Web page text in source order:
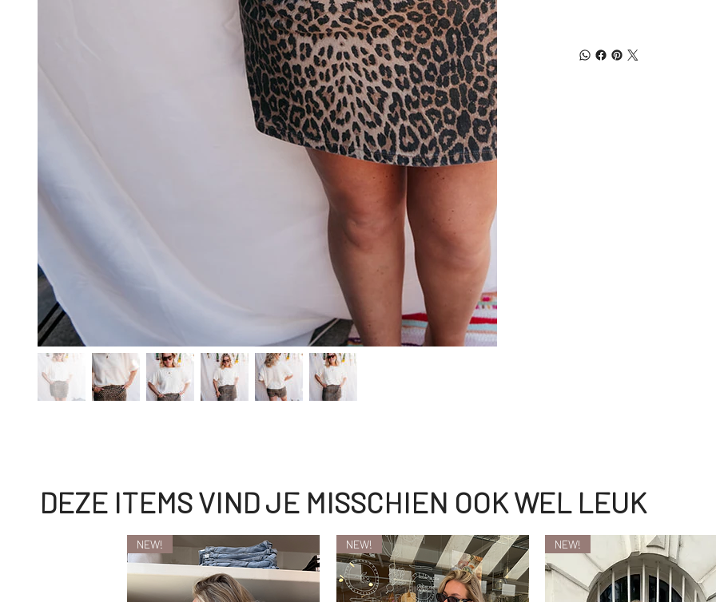
DEZE ITEMS VIND JE MISSCHIEN OOK WEL LEUK
NEW! NEW! NEW!